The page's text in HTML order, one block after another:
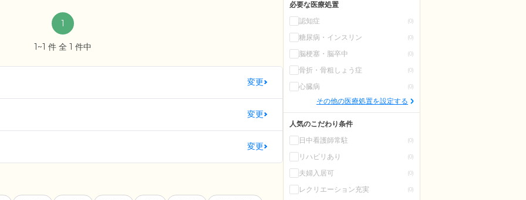
1
1~1 件 全 1 件中
変更
変更
変更
必要な医療処置
認知症
(0)
糖尿病・インスリン (0)
脳梗塞・脳卒中 (0)
骨折・骨粗しょう症 (0)
心臓病 (0)
その他の医療処置を設定する
人気のこだわり条件
日中看護師常駐
(0)
リハビリあり (0)
夫婦入居可 (0)
レクリエーション充実 (0)